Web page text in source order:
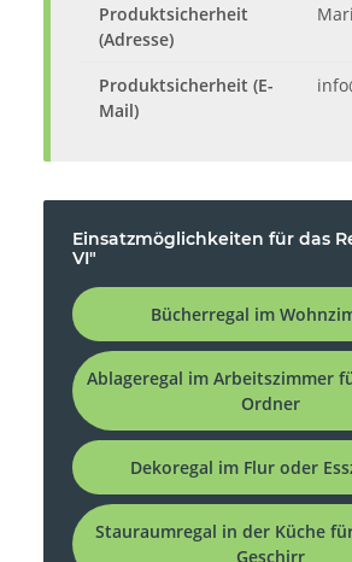
Produktsicherheit
(Adresse)
Produktsicherheit (E-
Mail)
Einsatzmöglichkeiten für das
VI"
Bücherregal im
Ablageregal im Arbeitszimmer
Ordner
Dekoregal im Flur oder
Stauraumregal in der Küche
Geschirr